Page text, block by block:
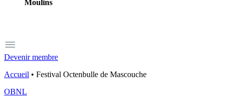
Moulins
Devenir membre
Accueil • Festival Octenbulle de Mascouche
OBNL